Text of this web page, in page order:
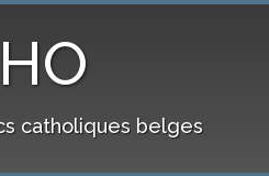
catholiques belges